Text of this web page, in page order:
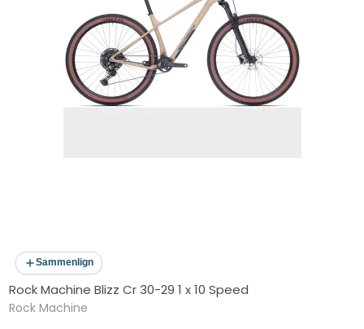
Sammenlign
Rock Machine Blizz Cr 30-29 1 x 10 Speed
Rock Machine